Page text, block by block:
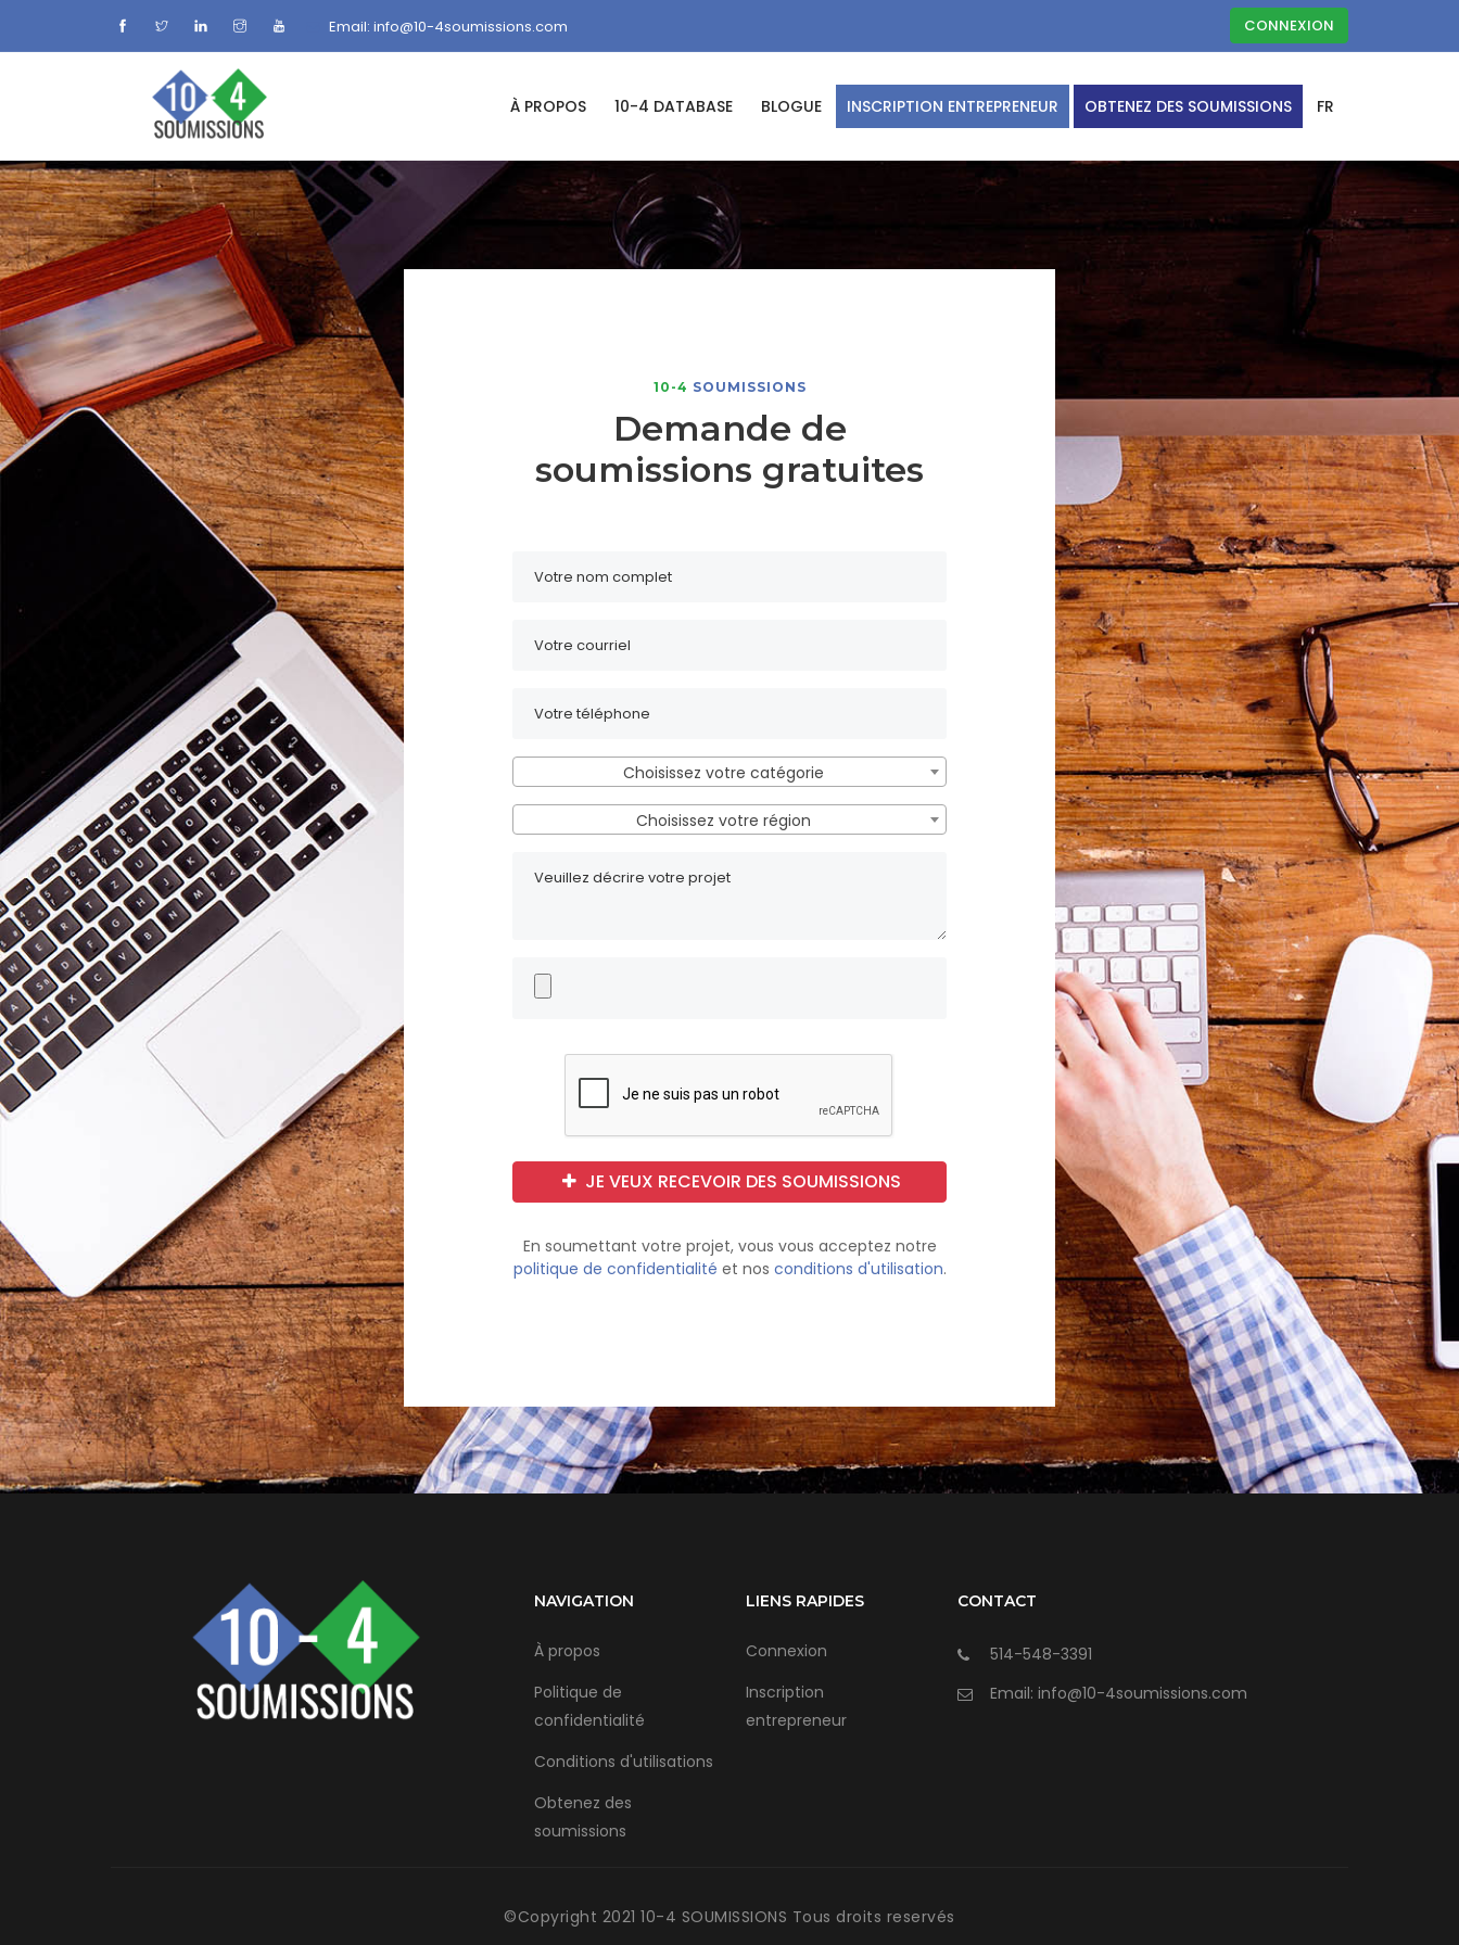
Email: info@10-4soumissions.com CONNEXION
À PROPOS 10-4 DATABASE BLOGUE INSCRIPTION ENTREPRENEUR OBTENEZ DES SOUMISSIONS FR
10-4 SOUMISSIONS
Demande de
soumissions gratuites
Choisissez votre catégorie
Choisissez votre région
JE VEUX RECEVOIR DES SOUMISSIONS
En soumettant votre projet, vous vous acceptez notre
politique de confidentialité et nos conditions d'utilisation.
NAVIGATION
À propos
Politique de
confidentialité
Conditions d'utilisations
Obtenez des
soumissions
LIENS RAPIDES
Connexion
Inscription
entrepreneur
CONTACT
514-548-3391
Email: info@10-4soumissions.com
©Copyright 2021 10-4 SOUMISSIONS Tous droits reservés